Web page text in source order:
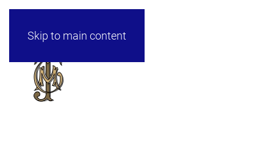
Skip to main content